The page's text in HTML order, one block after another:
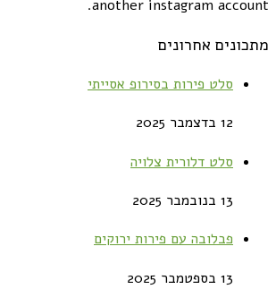
another instagram account.
מתכונים אחרונים
סלט פירות בסירופ אסייתי
12 בדצמבר 2025
סלט דלורית צלויה
13 בנובמבר 2025
פבלובה עם פירות ירוקים
13 בספטמבר 2025